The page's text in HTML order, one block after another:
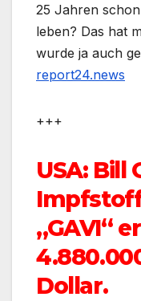
25 Jahren
leben? Das hat
wurde ja auch
report24.news
+++
USA: Bill
„GAVI“
Dollar.